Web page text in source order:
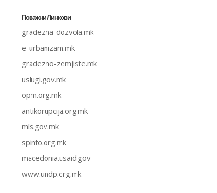
Поважни Линкови
gradezna-dozvola.mk
e-urbanizam.mk
gradezno-zemjiste.mk
uslugi.gov.mk
opm.org.mk
antikorupcija.org.mk
mls.gov.mk
spinfo.org.mk
macedonia.usaid.gov
www.undp.org.mk